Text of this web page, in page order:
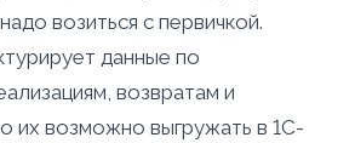
возиться с первичкой.
данные по
возвратам и
их возможно выгружать в 1С-